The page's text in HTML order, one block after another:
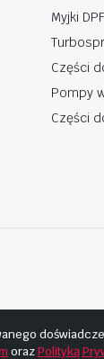
Myjki DPF
Części
Pompy
Części
orazPolityką